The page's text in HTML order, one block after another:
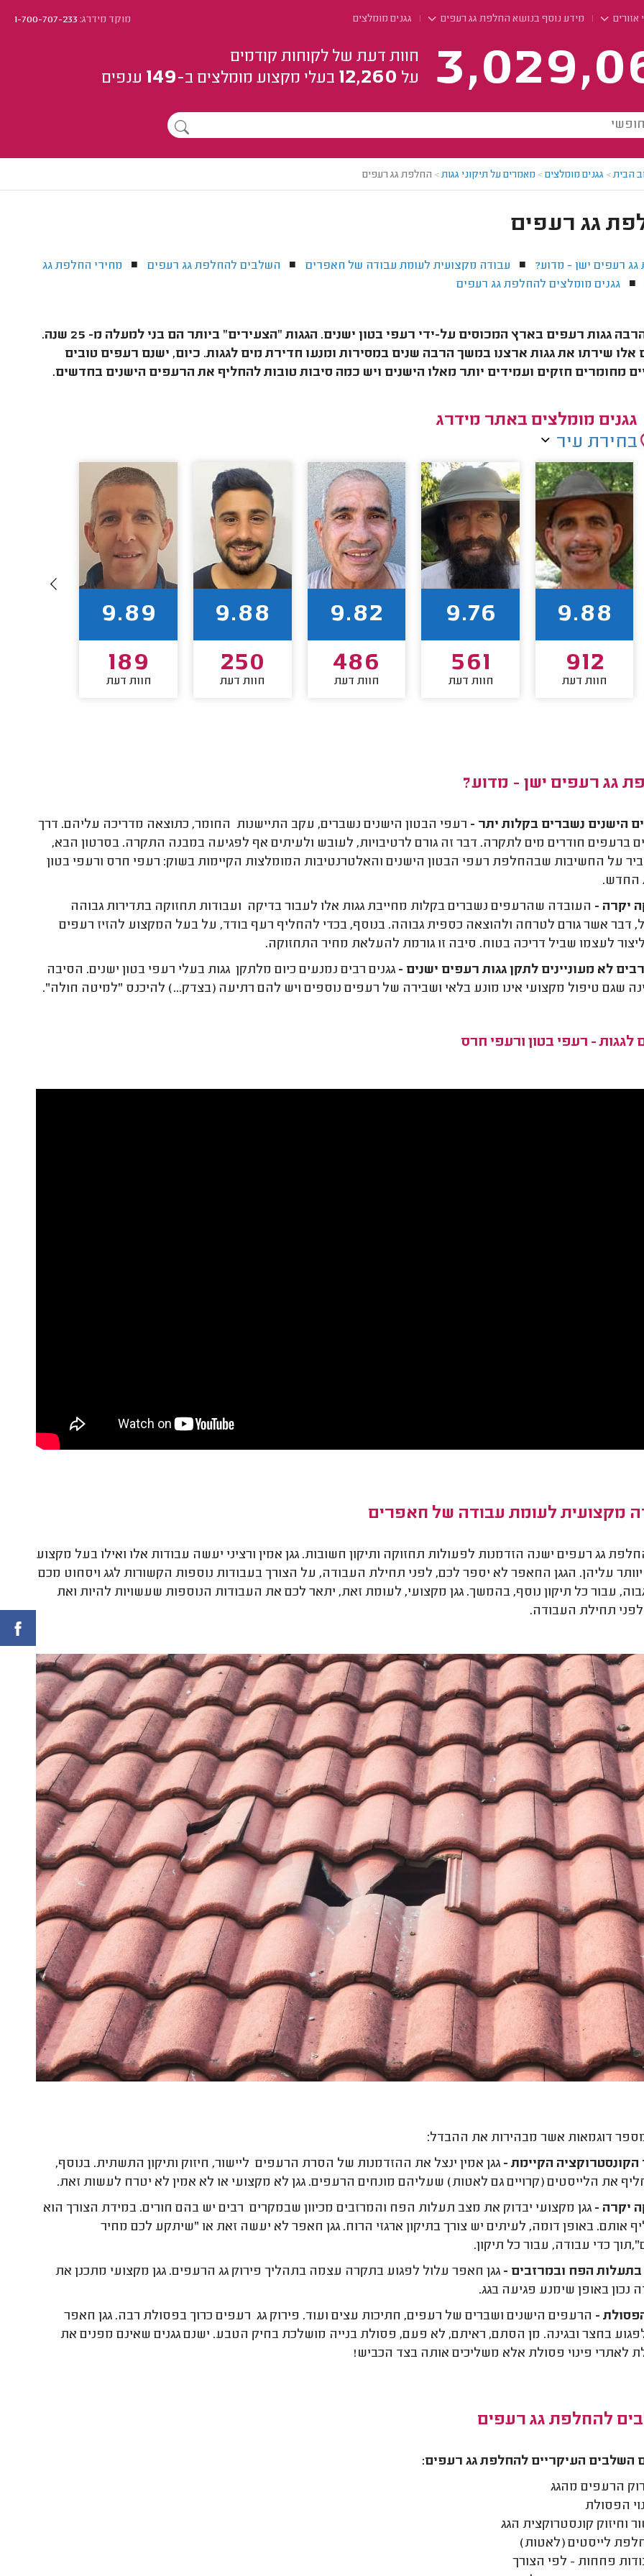
מידע נוסף בנושא החלפת גג רעפים גגנים מומלצים מוקד מידרג:1-700-707-233
חוות דעת של לקוחות קודמים
על 12,260 בעלי מקצוע מומלצים ב-149 ענפים
הבית> גגנים מומלצים> מאמרים על תיקוני גגות> החלפת גג רעפים
גג רעפים
רעפים ישן - מדוע? ■ עבודה מקצועית לעומת עבודה של חאפרים ■ השלבים להחלפת גג רעפים ■ מחירי החלפת גג
■ גגנים מומלצים להחלפת גג רעפים
ישנם הרבה גגות רעפים בארץ המכוסים על-ידי רעפי בטון ישנים. הגגות "הצעירים" ביותר הם בני למעלה מ- 25 שנה.
אלו שירתו את גגות ארצנו במשך הרבה שנים במסירות ומנעו חדירת מים לגגות. כיום, ישנם רעפים טובים
מחומרים חזקים ועמידים יותר מאלו הישנים ויש כמה סיבות טובות להחליף את הרעפים הישנים בחדשים.
גגנים מומלצים באתר מידרג
בחירת עיר
9.88
912
חוות דעת
9.76
561
חוות דעת
9.82
486
חוות דעת
9.88
250
חוות דעת
9.89
189
חוות דעת
גג רעפים ישן - מדוע?
הישנים נשברים בקלות יתר - רעפי הבטון הישנים נשברים, עקב התיישנות החומר, כתוצאה מדריכה עליהם. דרך
ברעפים חודרים מים לתקרה. דבר זה גורם לרטיבויות, לעובש ולעיתים אף לפגיעה במבנה התקרה. בסרטון הבא,
על החשיבות שבהחלפת רעפי הבטון הישנים והאלטרנטיבות המומלצות הקיימות בשוק: רעפי חרס ורעפי בטון
החדש.
יקרה - העובדה שהרעפים נשברים בקלות מחייבת גגות אלו לעבור בדיקה ועבודות תחזוקה בתדירות גבוהה
דבר אשר גורם לטרחה ולהוצאה כספית גבוהה. בנוסף, בכדי להחליף רעף בודד, על בעל המקצוע להזיז רעפים
לעצמו שביל דריכה בטוח. סיבה זו גורמת להעלאת מחיר התחזוקה.
לא מעוניינים לתקן גגות רעפים ישנים - גגנים רבים נמנעים כיום מלתקן גגות בעלי רעפי בטון ישנים. הסיבה
שגם טיפול מקצועי אינו מונע בלאי ושבירה של רעפים נוספים ויש להם רתיעה (בצדק...) להיכנס "למיטה חולה".
לגגות - רעפי בטון ורעפי חרס
מקצועית לעומת עבודה של חאפרים
גג רעפים ישנה הזדמנות לפעולות תחזוקה ותיקון חשובות. גגן אמין ורציני יעשה עבודות אלו ואילו בעל מקצוע
עליהן. הגגן החאפר לא יספר לכם, לפני תחילת העבודה, על הצורך בעבודות נוספות הקשורות לגג ויסחוט מכם
עבור כל תיקון נוסף, בהמשך. גגן מקצועי, לעומת זאת, יתאר לכם את העבודות הנוספות שעשויות להיות ואת
לפני תחילת העבודה.
דוגמאות אשר מבהירות את ההבדל:
הקונסטרוקציה הקיימת - גגן אמין ינצל את ההזדמנות של הסרת הרעפים ליישור, חיזוק ותיקון התשתית. בנוסף,
את הלייסטים (קרויים גם לאטות) שעליהם מונחים הרעפים. גגן לא מקצועי או לא אמין לא יטרח לעשות זאת.
יקרה - גגן מקצועי יבדוק את מצב תעלות הפח והמרזבים מכיוון שבמקרים רבים יש בהם חורים. במידת הצורך הוא
אותם. באופן דומה, לעיתים יש צורך בתיקון ארגזי הרוח. גגן חאפר לא יעשה זאת או "שיתקע לכם מחיר
כדי עבודה, עבור כל תיקון.
בתעלות הפח ובמרזבים - גגן חאפר עלול לפגוע בתקרה עצמה בתהליך פירוק גג הרעפים. גגן מקצועי מתכנן את
נכון באופן שימנע פגיעה בגג.
- הרעפים הישנים ושברים של רעפים, חתיכות עצים ועוד. פירוק גג רעפים כרוך בפסולת רבה. גגן חאפר
בחצר ובגינה. מן הסתם, ראיתם, לא פעם, פסולת בנייה מושלכת בחיק הטבע. ישנם גגנים שאינם מפנים את
לאתרי פינוי פסולת אלא משליכים אותה בצד הכביש!
להחלפת גג רעפים
השלבים העיקריים להחלפת גג רעפים:
הרעפים מהגג
הפסולת
וחיזוק קונסטרוקצית הגג
לייסטים (לאטות)
פחחות - לפי הצורך